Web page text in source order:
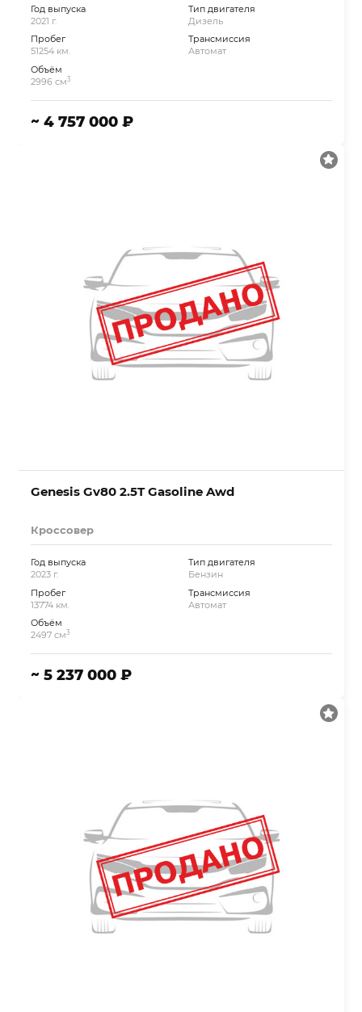
Год выпуска
2021 г.
Пробег
51254 км.
Объём
2996 см3
Тип двигателя
Дизель
Трансмиссия
Автомат
~ 4 757 000 ₽
Genesis Gv80 2.5T Gasoline Awd
Кроссовер
Год выпуска
2023 г.
Пробег
13774 км.
Объём
2497 см3
Тип двигателя
Бензин
Трансмиссия
Автомат
~ 5 237 000 ₽